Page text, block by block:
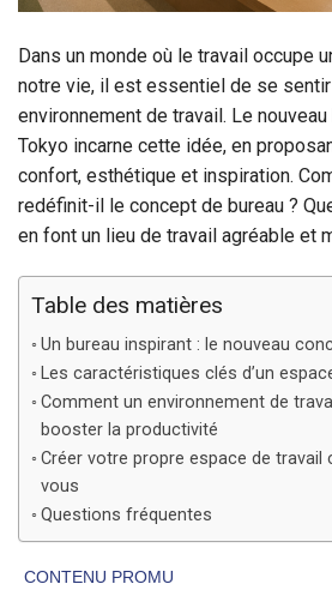
Dans un monde où le travail occupe
notre vie, il est essentiel de se
environnement de travail. Le nouveau
Tokyo incarne cette idée, en
confort, esthétique et inspiration.
redéfinit-il le concept de bureau ?
en font un lieu de travail agréable et
Table des matières
Un bureau inspirant : le nouveau
Les caractéristiques clés d’un
Comment un environnement de
booster la productivité
Créer votre propre espace de travail
vous
Questions fréquentes